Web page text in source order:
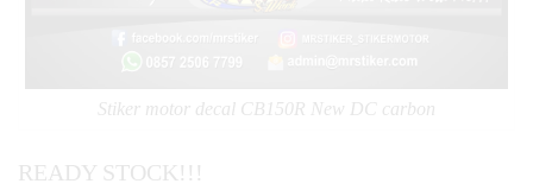
Stiker motor decal CB150R New DC carbon
READY STOCK!!!